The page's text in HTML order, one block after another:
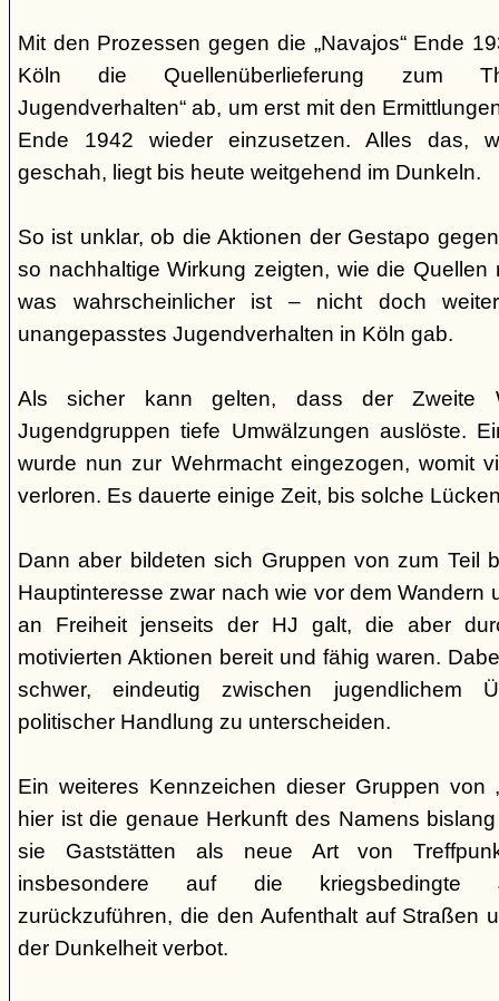
Mit den Prozessen gegen die „Navajos“ Ende
Köln die Quellenüberlieferung zum
Jugendverhalten“ ab, um erst mit den
Ende 1942 wieder einzusetzen. Alles das,
geschah, liegt bis heute weitgehend im Dunkeln.
So ist unklar, ob die Aktionen der Gestapo
so nachhaltige Wirkung zeigten, wie die
was wahrscheinlicher ist – nicht doch
unangepasstes Jugendverhalten in Köln gab.
Als sicher kann gelten, dass der Zweite
Jugendgruppen tiefe Umwälzungen auslöste.
wurde nun zur Wehrmacht eingezogen, womit
verloren. Es dauerte einige Zeit, bis solche
Dann aber bildeten sich Gruppen von zum Teil
Hauptinteresse zwar nach wie vor dem Wandern
an Freiheit jenseits der HJ galt, die aber
motivierten Aktionen bereit und fähig waren.
schwer, eindeutig zwischen jugendlichem
politischer Handlung zu unterscheiden.
Ein weiteres Kennzeichen dieser Gruppen von
hier ist die genaue Herkunft des Namens
sie Gaststätten als neue Art von
insbesondere auf die kriegsbedingte
zurückzuführen, die den Aufenthalt auf Straßen
der Dunkelheit verbot.